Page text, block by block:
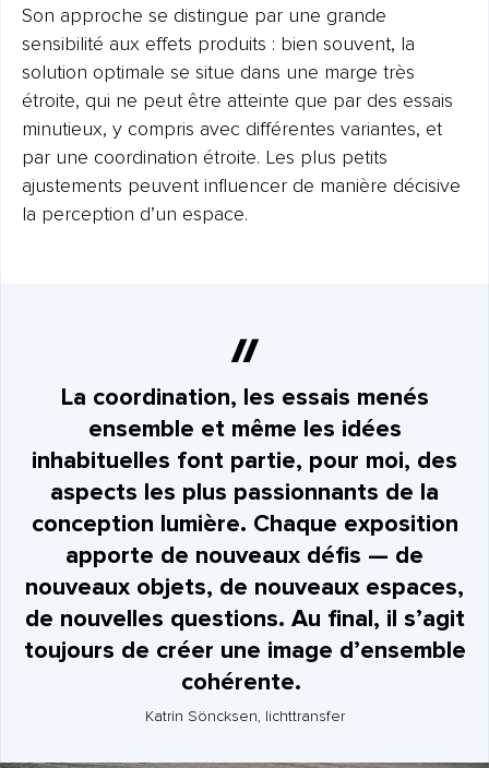
Son approche se distingue par une grande
sensibilité aux effets produits : bien souvent, la
solution optimale se situe dans une marge très
étroite, qui ne peut être atteinte que par des essais
minutieux, y compris avec différentes variantes, et
par une coordination étroite. Les plus petits
ajustements peuvent influencer de manière décisive
la perception d’un espace.
La coordination, les essais menés
ensemble et même les idées
inhabituelles font partie, pour moi, des
aspects les plus passionnants de la
conception lumière. Chaque exposition
apporte de nouveaux défis — de
nouveaux objets, de nouveaux espaces,
de nouvelles questions. Au final, il s’agit
toujours de créer une image d’ensemble
cohérente.
Katrin Söncksen, lichttransfer